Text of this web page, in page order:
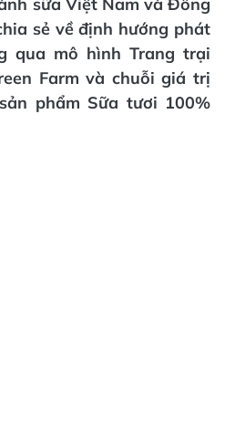
sẻ về định hướng phát
qua mô hình Trang trại
Farm và chuỗi giá trị
phẩm Sữa tươi 100%